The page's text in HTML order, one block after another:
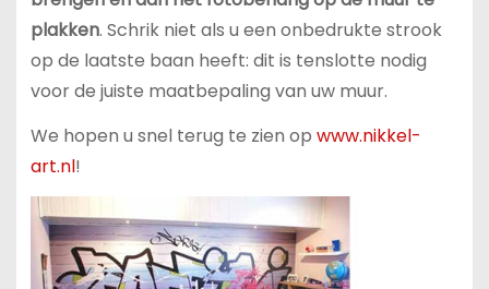
plakken. Schrik niet als u een onbedrukte strook
op de laatste baan heeft: dit is tenslotte nodig
voor de juiste maatbepaling van uw muur.
We hopen u snel terug te zien op www.nikkel-
art.nl!